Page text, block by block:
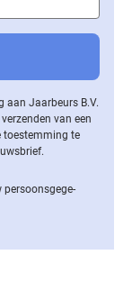
aan Jaarbeurs B.V.
van een
toestemming te
per­soons­ge­ge­